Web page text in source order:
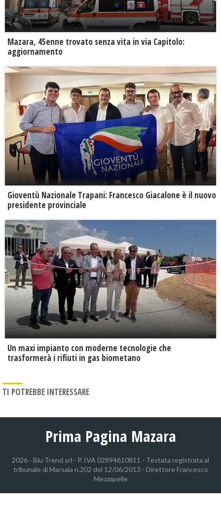
Mazara, 45enne trovato senza vita in via Capitolo:
aggiornamento
Gioventù Nazionale Trapani: Francesco Giacalone è il nuovo
presidente provinciale
Un maxi impianto con moderne tecnologie che
trasformerà i rifiuti in gas biometano
TI POTREBBE INTERESSARE
Prima Pagina Mazara
2026 - Blu Trend srl - P. IVA 02894610811 - Testata registrata al
tribunale di Marsala n.202 del 12/06/2013 - Direttore Francesco
Mezzapelle